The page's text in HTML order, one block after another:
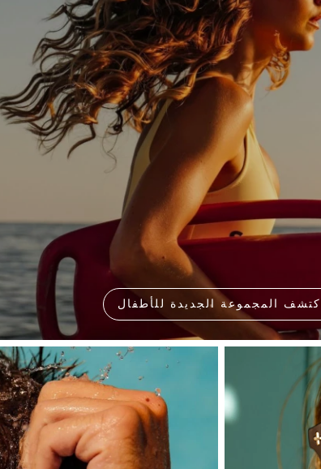
اكتشف المجموعة الجديدة للأطفال